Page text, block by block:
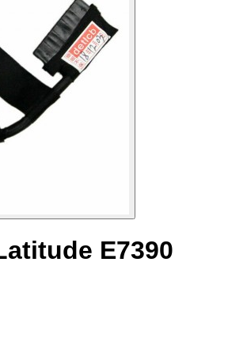
E7390